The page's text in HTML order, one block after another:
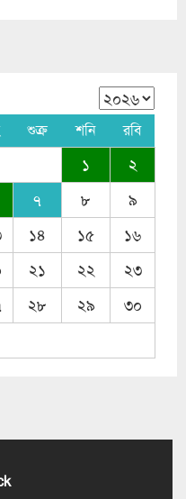
শুক্র শনি রবি
১
২
৭ ৮
৯
১৪ ১৫
১৬
২১ ২২
২৩
২৮ ২৯
৩০